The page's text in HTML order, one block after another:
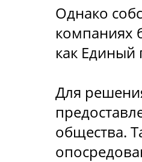
Однако
компаниях
как Единый
Для
общества.